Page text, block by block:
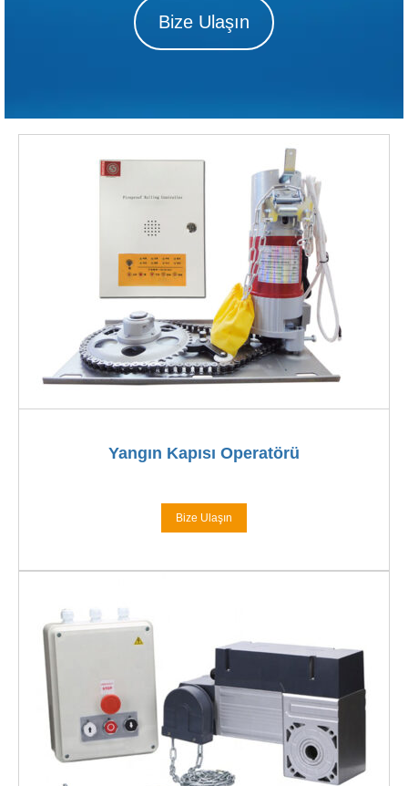
Bize Ulaşın
Yangın Kapısı Operatörü
Bize Ulaşın